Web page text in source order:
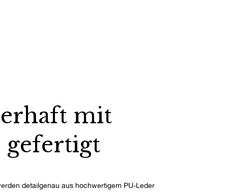
mit
gefertigt
detailgenau aus hochwertigem PU-Leder